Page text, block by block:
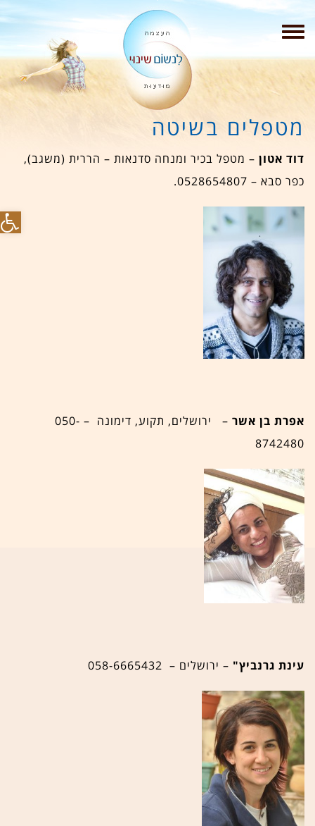
תפריט
מטפלים בשיטה
דוד אטון – מטפל בכיר ומנחה סדנאות – הררית (משגב),
כפר סבא – 0528654807.
אפרת בן אשר
– ירושלים, תקוע, דימונה – 050-
8742480
עינת גרנביץ" – ירושלים – 058-6665432